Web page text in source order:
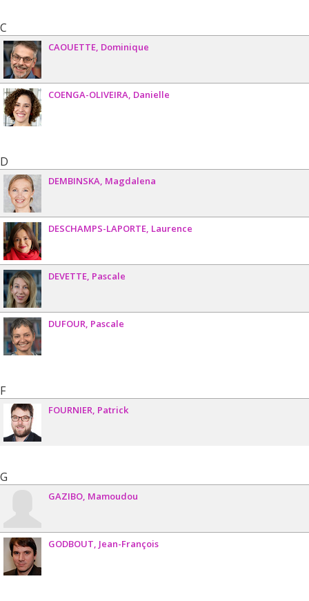
C
CAOUETTE Dominique
COENGA-OLIVEIRA Danielle
D
DEMBINSKA Magdalena
DESCHAMPS-LAPORTE Laurence
DEVETTE Pascale
DUFOUR Pascale
F
FOURNIER Patrick
G
GAZIBO Mamoudou
GODBOUT Jean-François